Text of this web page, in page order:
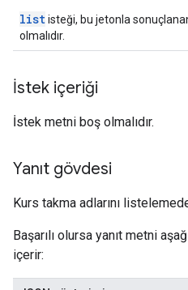
lististeği, bu jetonla
olmalıdır.
İstek içeriği
İstek metni boş olmalıdır.
Yanıt gövdesi
Kurs takma adlarını
Başarılı olursa yanıt metni
içerir: